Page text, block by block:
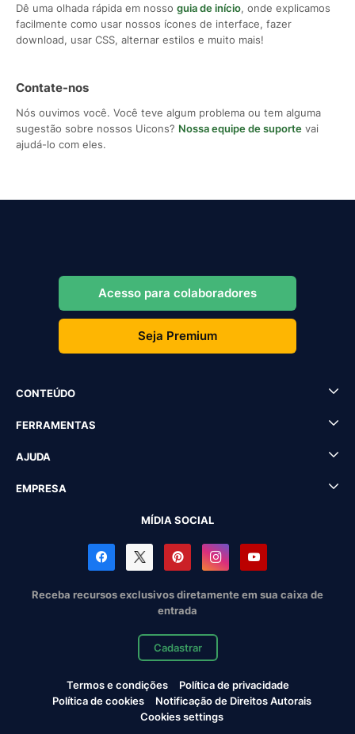
Dê uma olhada rápida em nosso guia de início, onde explicamos
facilmente como usar nossos ícones de interface, fazer
download, usar CSS, alternar estilos e muito mais!
Contate-nos
Nós ouvimos você. Você teve algum problema ou tem alguma
sugestão sobre nossos Uicons? Nossa equipe de suporte vai
ajudá-lo com eles.
Acesso para colaboradores
Seja Premium
CONTEÚDO
FERRAMENTAS
AJUDA
EMPRESA
MÍDIA SOCIAL
Receba recursos exclusivos diretamente em sua caixa de
entrada
Cadastrar
Termos e condições
Política de privacidade
Política de cookies
Notificação de Direitos Autorais
Cookies settings